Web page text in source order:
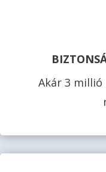
Akár 3 millió